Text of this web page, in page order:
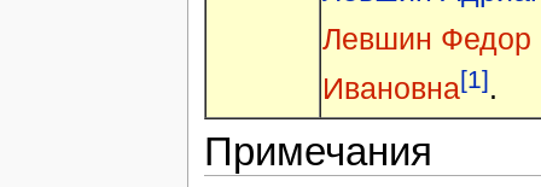
Левшин Федор
Ивановна[1].
Примечания